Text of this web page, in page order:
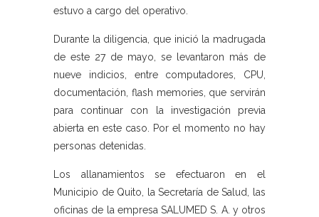
estuvo a cargo del operativo.
Durante la diligencia, que inició la madrugada
de este 27 de mayo, se levantaron más de
nueve indicios, entre computadores, CPU,
documentación, flash memories, que servirán
para continuar con la investigación previa
abierta en este caso. Por el momento no hay
personas detenidas.
Los allanamientos se efectuaron en el
Municipio de Quito, la Secretaría de Salud, las
oficinas de la empresa SALUMED S. A. y otros